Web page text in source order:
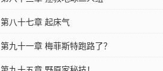
第八十七章 起床气
第九十一章 梅菲斯特跑路了？